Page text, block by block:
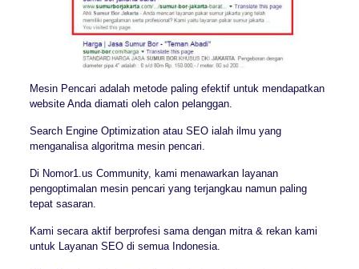
Mesin Pencari adalah metode paling efektif untuk mendapatkan
website Anda diamati oleh calon pelanggan.
Search Engine Optimization atau SEO ialah ilmu yang
menganalisa algoritma mesin pencari.
Di Nomor1.us Community, kami menawarkan layanan
pengoptimalan mesin pencari yang terjangkau namun paling
tepat sasaran.
Kami secara aktif berprofesi sama dengan mitra & rekan kami
untuk Layanan SEO di semua Indonesia.